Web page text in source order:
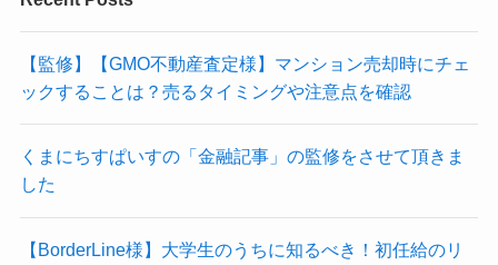
【監修】【GMO不動産査定様】マンション売却時にチェ
ックすることは？売るタイミングや注意点を確認
くまにちすぱいすの「金融記事」の監修をさせて頂きま
した
【BorderLine様】大学生のうちに知るべき！初任給のリ